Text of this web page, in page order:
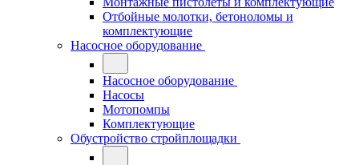
Отбойные молотки, бетоноломы и
комплектующие
Насосное оборудование
Насосное оборудование
Насосы
Мотопомпы
Комплектующие
Обустройство стройплощадки